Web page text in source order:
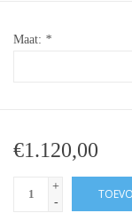
Maat: *
€1.120,00
+
-